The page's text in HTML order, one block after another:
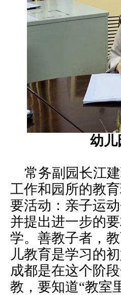
幼儿
常务副园长江建
工作和园所的教
要活动：亲子运
并提出进一步的
学。善教子者，
儿教育是学习的
成都是在这个阶
教，要知道“教室